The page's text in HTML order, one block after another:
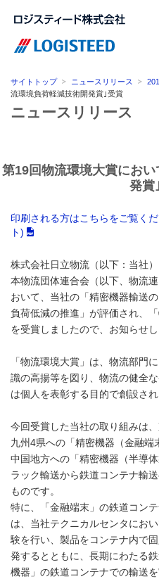
サイトトップ ニュースリリース
流環境負荷軽減技術開発賞｣受賞
ニュースリリース
第19回物流環境大賞にお
発賞
印刷される方はこちらをご覧く
ト)
株式会社日立物流（以下：当社
本物流団体連合会（以下、物流
おいて、当社の「精密機器輸送
負荷低減の推進」が評価され、
を受賞しましたので、お知らせし
「物流環境大賞」は、物流部門
識の高揚等を図り、物流の健全
は個人を表彰する目的で創設され
今回受賞した当社の取り組みは
九州4県への「精密機器（金融端
中国地方への「精密機器（半導
ラック輸送から鉄道コンテナ輸
ものです。
特に、「金融端末」の鉄道コン
は、当社テクニカルセンタにお
験を行い、製品をコンテナ内で
発するとともに、長期にわたる
機器」の鉄道コンテナでの輸送